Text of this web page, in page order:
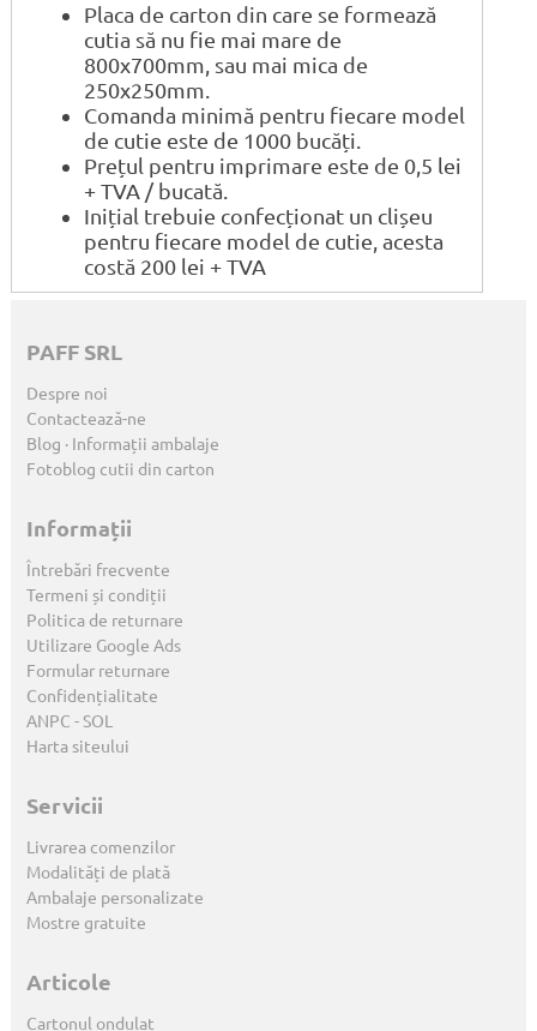
Placa de carton din care se formează
cutia să nu fie mai mare de
800x700mm, sau mai mica de
250x250mm.
Comanda minimă pentru fiecare model
de cutie este de 1000 bucăți.
Prețul pentru imprimare este de 0,5 lei
+ TVA / bucată.
Inițial trebuie confecționat un clișeu
pentru fiecare model de cutie, acesta
costă 200 lei + TVA
PAFF SRL
Despre noi
Contactează-ne
Blog · Informații ambalaje
Fotoblog cutii din carton
Informații
Întrebări frecvente
Termeni și condiții
Politica de returnare
Utilizare Google Ads
Formular returnare
Confidențialitate
ANPC -SOL
Harta siteului
Servicii
Livrarea comenzilor
Modalități de plată
Ambalaje personalizate
Mostre gratuite
Articole
Cartonul ondulat